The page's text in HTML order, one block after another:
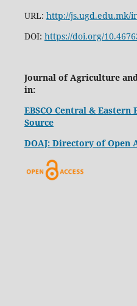
URL: http://js.ugd.edu.mk/
DOI: https://doi.org/
Journal of Agriculture
in:
EBSCO Central & Eastern
Source
DOAJ: Directory of Open